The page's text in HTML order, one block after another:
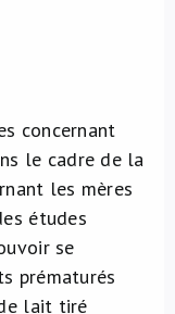
concernant
le cadre de la
les mères
études
se
prématurés
lait tiré